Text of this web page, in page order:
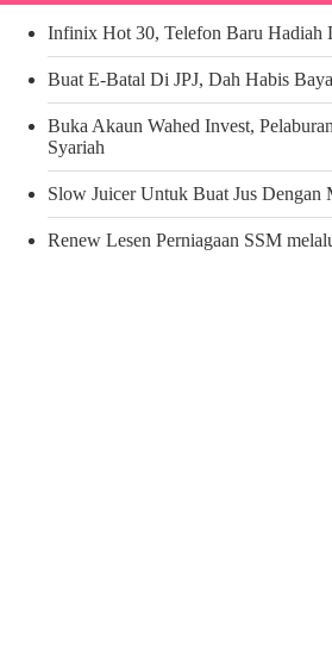
Infinix Hot 30, Telefon Baru Hadiah
Buat E-Batal Di JPJ, Dah Habis
Buka Akaun Wahed Invest,
Syariah
Slow Juicer Untuk Buat Jus Dengan
Renew Lesen Perniagaan SSM